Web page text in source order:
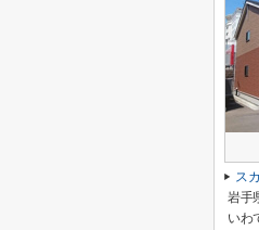
ス
岩手
いわ